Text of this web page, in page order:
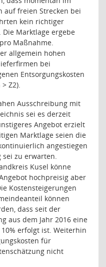
auf freien Strecken bei
kein richtiger
Marktlage ergebe
Maßnahme.
allgemein hohen
bei
Entsorgungskosten
Z2).
Ausschreibung mit
sei es derzeit
Angebot erzielt
Marktlage seien die
angestiegen
zu erwarten.
Kusel könne
hochpreisig aber
Kostensteigerungen
können
dass seit der
aus dem Jahr 2016 eine
erfolgt ist. Weiterhin
für
nicht